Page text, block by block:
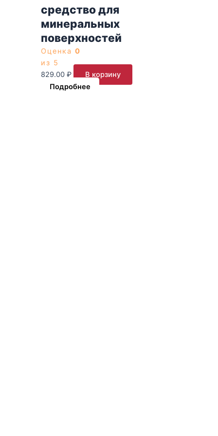
средство для
минеральных
поверхностей
Оценка 0
из 5
829.00 ₽
В корзину
Подробнее